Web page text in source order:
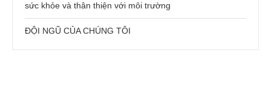
sức khỏe và thân thiện với môi trường
ĐỘI NGŨ CỦA CHÚNG TÔI